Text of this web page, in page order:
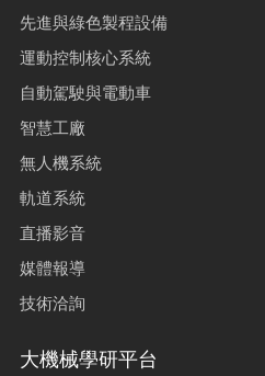
先進與綠色製程設備
運動控制核心系統
自動駕駛與電動車
智慧工廠
無人機系統
軌道系統
直播影音
媒體報導
技術洽詢
大機械學研平台